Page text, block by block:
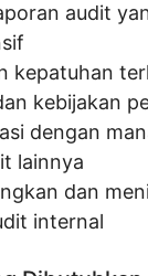
audit
kepatuhan
kebijakan
dengan
lainnya
dan
internal